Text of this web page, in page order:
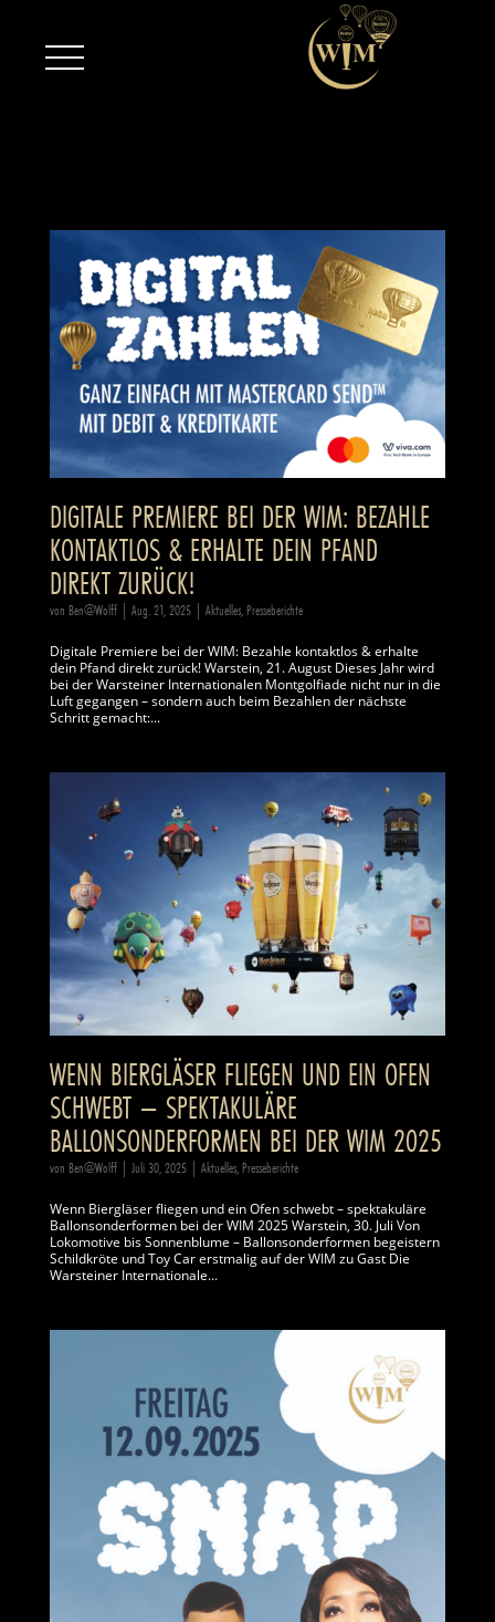
DIGITALE PREMIERE BEI DER WIM: BEZAHLE
KONTAKTLOS & ERHALTE DEIN PFAND
DIREKT ZURÜCK!
von Ben@Wolff| Aug. 21, 2025| Aktuelles,Presseberichte
Digitale Premiere bei der WIM: Bezahle kontaktlos & erhalte
dein Pfand direkt zurück! Warstein, 21. August Dieses Jahr wird
bei der Warsteiner Internationalen Montgolfiade nicht nur in die
Luft gegangen – sondern auch beim Bezahlen der nächste
Schritt gemacht:...
WENN BIERGLÄSER FLIEGEN UND EIN OFEN
SCHWEBT – SPEKTAKULÄRE
BALLONSONDERFORMEN BEI DER WIM 2025
von Ben@Wolff| Juli 30, 2025| Aktuelles,Presseberichte
Wenn Biergläser fliegen und ein Ofen schwebt – spektakuläre
Ballonsonderformen bei der WIM 2025 Warstein, 30. Juli Von
Lokomotive bis Sonnenblume – Ballonsonderformen begeistern
Schildkröte und Toy Car erstmalig auf der WIM zu Gast Die
Warsteiner Internationale...